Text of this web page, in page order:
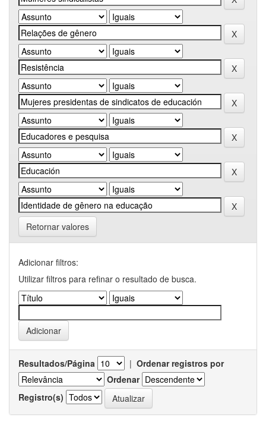
Retornar valores
Adicionar filtros:
Utilizar filtros para refinar o resultado de busca.
Resultados/Página | Ordenar registros por
Ordenar
Registro(s)